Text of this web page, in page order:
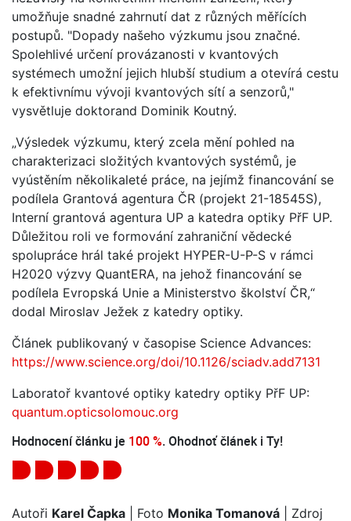
umožňuje snadné zahrnutí dat z různých měřících
postupů. "Dopady našeho výzkumu jsou značné.
Spolehlivé určení provázanosti v kvantových
systémech umožní jejich hlubší studium a otevírá cestu
k efektivnímu vývoji kvantových sítí a senzorů,"
vysvětluje doktorand Dominik Koutný.
„Výsledek výzkumu, který zcela mění pohled na
charakterizaci složitých kvantových systémů, je
vyústěním několikaleté práce, na jejímž financování se
podílela Grantová agentura ČR (projekt 21-18545S),
Interní grantová agentura UP a katedra optiky PřF UP.
Důležitou roli ve formování zahraniční vědecké
spolupráce hrál také projekt HYPER-U-P-S v rámci
H2020 výzvy QuantERA, na jehož financování se
podílela Evropská Unie a Ministerstvo školství ČR,“
dodal Miroslav Ježek z katedry optiky.
Článek publikovaný v časopise Science Advances:
https://www.science.org/doi/10.1126/sciadv.add7131
Laboratoř kvantové optiky katedry optiky PřF UP:
quantum.opticsolomouc.org
Hodnocení článku je 100 %. Ohodnoť článek i Ty!
Autoři Karel Čapka | Foto Monika Tomanová | Zdroj